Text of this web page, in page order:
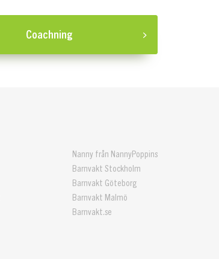
Coachning
Nanny från NannyPoppins
Barnvakt Stockholm
Barnvakt Göteborg
Barnvakt Malmö
Barnvakt.se